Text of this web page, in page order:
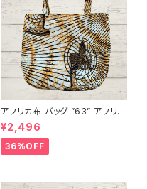
アフリカ布 バッグ ”63” アフリカ
ンプリント パーニュ カンガ キテ
ンゲ トートバッグ エコバッグ ギ
ニア フェアトレード INUWALIA
FRICA
¥2,496
36%OFF